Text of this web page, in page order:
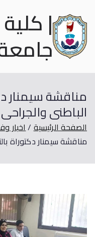
|
مناقشة سيمنار
الباطنى والجراحى
الصفحة الرئيسية اخبار
مناقشة سيمنار دكتوراة